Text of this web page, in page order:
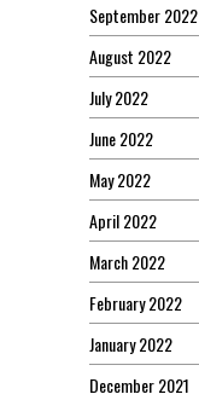
September 2022
August 2022
July 2022
June 2022
May 2022
April 2022
March 2022
February 2022
January 2022
December 2021